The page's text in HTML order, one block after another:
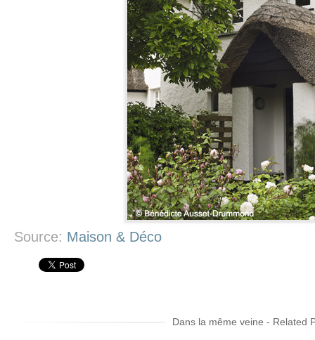
Source: Maison & Déco
Dans la même veine - Related